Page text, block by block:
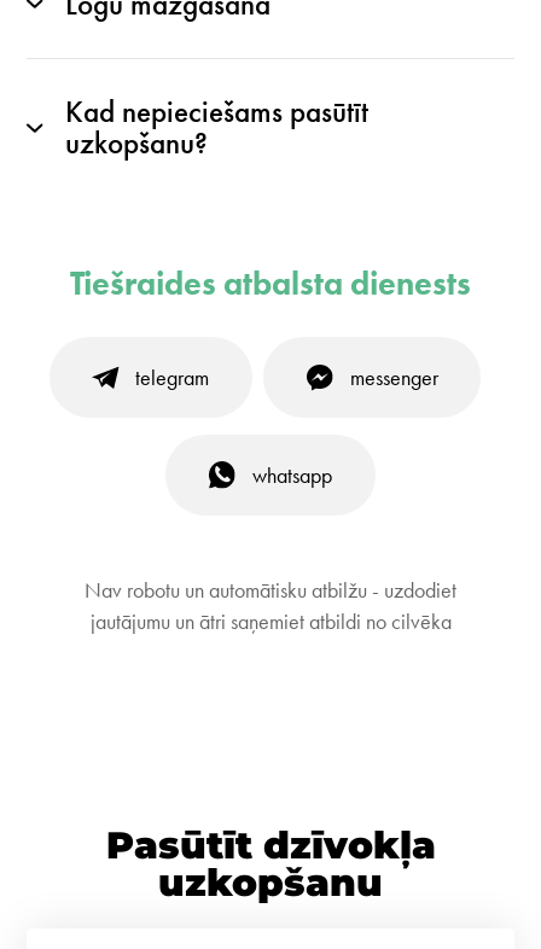
Kad nepieciešams pasūtīt
uzkopšanu?
Tiešraides atbalsta dienests
telegram messenger
whatsapp
Nav robotu un automātisku atbilžu - uzdodiet
jautājumu un ātri saņemiet atbildi no cilvēka
Pasūtīt dzīvokļa
uzkopšanu